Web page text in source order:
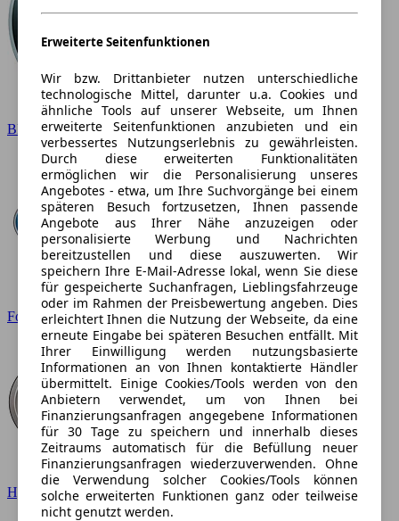
BMW
Ford
Hyundai
Erweiterte Seitenfunktionen
Wir bzw. Drittanbieter nutzen unterschiedliche
technologische Mittel, darunter u.a. Cookies und
ähnliche Tools auf unserer Webseite, um Ihnen
erweiterte Seitenfunktionen anzubieten und ein
verbessertes Nutzungserlebnis zu gewährleisten.
Durch diese erweiterten Funktionalitäten
ermöglichen wir die Personalisierung unseres
Angebotes - etwa, um Ihre Suchvorgänge bei einem
späteren Besuch fortzusetzen, Ihnen passende
Angebote aus Ihrer Nähe anzuzeigen oder
personalisierte Werbung und Nachrichten
bereitzustellen und diese auszuwerten. Wir
speichern Ihre E-Mail-Adresse lokal, wenn Sie diese
für gespeicherte Suchanfragen, Lieblingsfahrzeuge
oder im Rahmen der Preisbewertung angeben. Dies
erleichtert Ihnen die Nutzung der Webseite, da eine
erneute Eingabe bei späteren Besuchen entfällt. Mit
Ihrer Einwilligung werden nutzungsbasierte
Informationen an von Ihnen kontaktierte Händler
übermittelt. Einige Cookies/Tools werden von den
Anbietern verwendet, um von Ihnen bei
Finanzierungsanfragen angegebene Informationen
für 30 Tage zu speichern und innerhalb dieses
Zeitraums automatisch für die Befüllung neuer
Finanzierungsanfragen wiederzuverwenden. Ohne
die Verwendung solcher Cookies/Tools können
solche erweiterten Funktionen ganz oder teilweise
nicht genutzt werden.